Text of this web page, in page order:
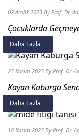
02 Aralık 2023 By Prof. Dr.
Çocuklarda
Daha Fazla +
25 Kasım 2023 By Prof. Dr.
Kayan Kaburga
Daha Fazla +
18 Kasım 2023 By Prof. Dr.